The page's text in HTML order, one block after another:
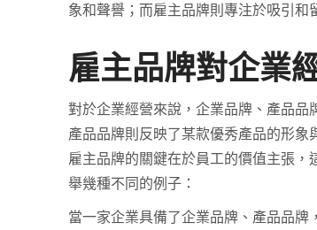
象和聲譽；而雇主品牌則專注於吸引和
雇主品牌對企業
對於企業經營來說，企業品牌、產品品
產品品牌則反映了某款優秀產品的形象
雇主品牌的關鍵在於員工的價值主張
舉幾種不同的例子：
當一家企業具備了企業品牌、產品品